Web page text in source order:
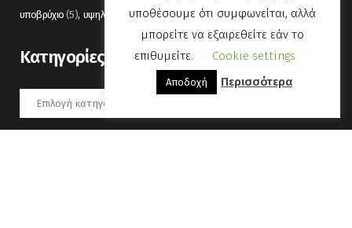
υποβρύχιο (5) υψηλή τάση(8) φωτισμός (6)
Kατηγορίες
Kατηγορίες
υποθέσουμε ότι συμφωνείται, αλλά
μπορείτε να εξαιρεθείτε εάν το
επιθυμείτε.
Cookie settings
Αποδοχή Περισσότερα